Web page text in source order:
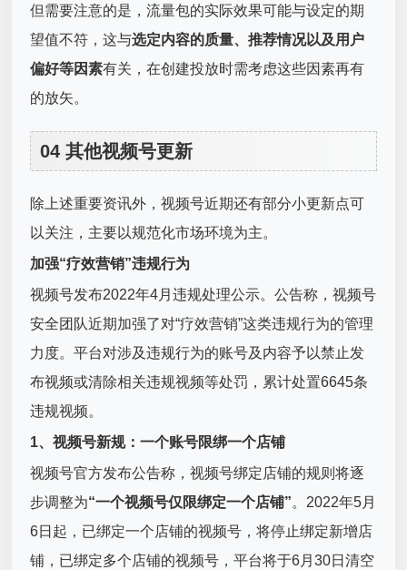
但需要注意的是，流量包的实际效果可能与设定的期
望值不符，这与选定内容的质量、推荐情况以及用户
偏好等因素有关，在创建投放时需考虑这些因素再有
的放矢。
04 其他视频号更新
除上述重要资讯外，视频号近期还有部分小更新点可
以关注，主要以规范化市场环境为主。
加强“疗效营销”违规行为
视频号发布2022年4月违规处理公示。公告称，视频号
安全团队近期加强了对“疗效营销”这类违规行为的管理
力度。平台对涉及违规行为的账号及内容予以禁止发
布视频或清除相关违规视频等处罚，累计处置6645条
违规视频。
1、视频号新规：一个账号限绑一个店铺
视频号官方发布公告称，视频号绑定店铺的规则将逐
步调整为“一个视频号仅限绑定一个店铺”。2022年5月
6日起，已绑定一个店铺的视频号，将停止绑定新增店
铺，已绑定多个店铺的视频号，平台将于6月30日清空